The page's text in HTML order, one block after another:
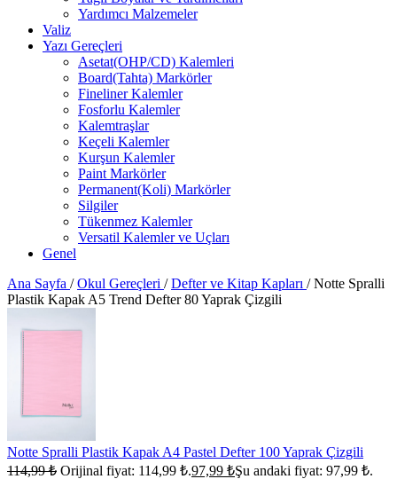
Yardımcı Malzemeler
Valiz
Yazı Gereçleri
Asetat(OHP/CD) Kalemleri
Board(Tahta) Markörler
Fineliner Kalemler
Fosforlu Kalemler
Kalemtraşlar
Keçeli Kalemler
Kurşun Kalemler
Paint Markörler
Permanent(Koli) Markörler
Silgiler
Tükenmez Kalemler
Versatil Kalemler ve Uçları
Genel
Ana Sayfa / Okul Gereçleri / Defter ve Kitap Kapları / Notte Spralli
Plastik Kapak A5 Trend Defter 80 Yaprak Çizgili
Notte Spralli Plastik Kapak A4 Pastel Defter 100 Yaprak Çizgili
114,99₺ Orijinal fiyat: 114,99 ₺.97,99 ₺Şu andaki fiyat: 97,99 ₺.